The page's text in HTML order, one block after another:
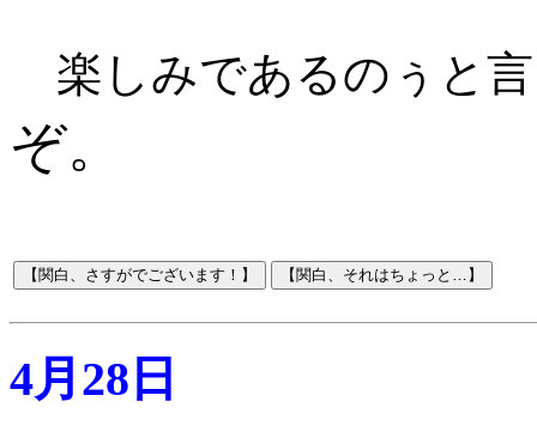
楽しみであるのぅと
ぞ。
4月28日